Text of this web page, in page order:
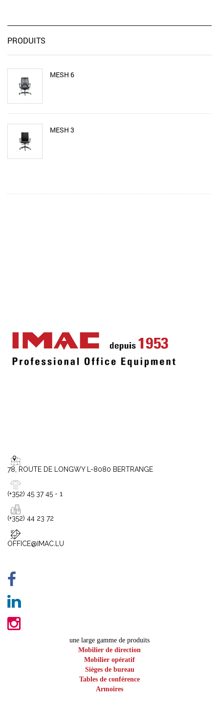
PRODUITS
MESH 6
MESH 3
78, ROUTE DE LONGWY L-8080 BERTRANGE
(+352) 45 37 45 - 1
(+352) 44 23 72
OFFICE@IMAC.LU
une large gamme de produits
Mobilier de direction
Mobilier opératif
Sièges de bureau
Tables de conférence
Armoires